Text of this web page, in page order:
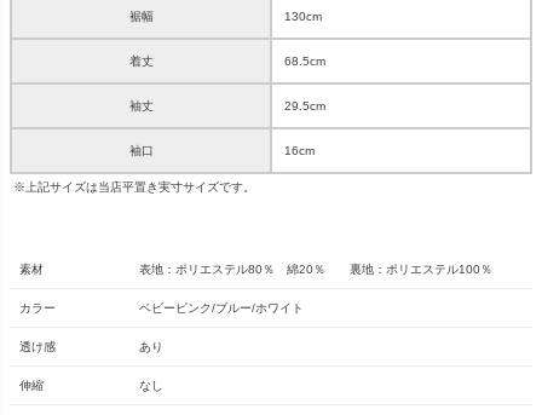
裾幅 130cm
着丈 68.5cm
袖丈 29.5cm
袖口 16cm
※上記サイズは当店平置き実寸サイズです。
素材 表地：ポリエステル80％ 綿20％ 裏地：ポリエステル100％
カラー ベビーピンク/ブルー/ホワイト
透け感 あり
伸縮 なし